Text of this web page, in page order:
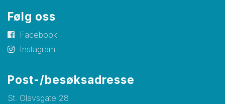
Følg oss
Facebook
Instagram
Post-/besøksadresse
St. Olavsgate 28